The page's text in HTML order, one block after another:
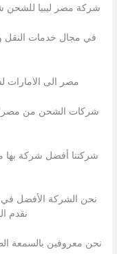
شركة مصر ليبيا للشحن
في مجال خدمات
مصر الى الامارات
شركات الشحن من مصر
شركتنا أفضل شركة بها
نحن الشركة الأفضل في
نقدم
نحن معروفين بالسمعة